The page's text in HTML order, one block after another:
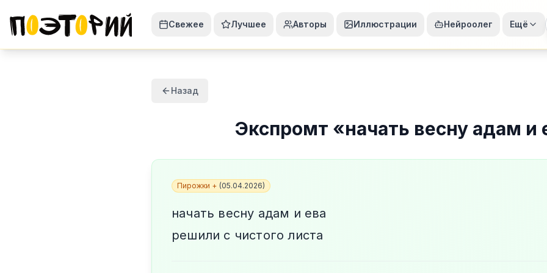
Свежее Лучшее Авторы Иллюстрации Нейроолег Ещё
Назад
Экспромт «начать весну адам и
Пирожки + (05.04.2026)
начать весну адам и ева
решили с чистого листа